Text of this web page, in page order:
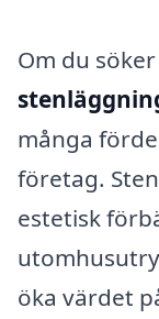
Om du
många
företag.
estetisk
öka värdet